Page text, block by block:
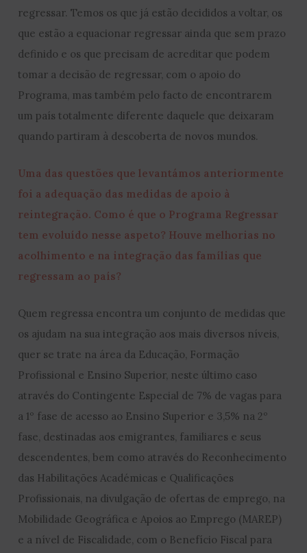
regressar. Temos os que já estão decididos a voltar, os
que estão a equacionar regressar ainda que sem prazo
definido e os que precisam de acreditar que podem
tomar a decisão de regressar, com o apoio do
Programa, mas também pelo facto de encontrarem
um país totalmente diferente daquele que deixaram
quando partiram à descoberta de novos mundos.
Uma das questões que levantámos anteriormente
foi a adequação das medidas de apoio à
reintegração. Como é que o Programa Regressar
tem evoluído nesse aspeto? Houve melhorias no
acolhimento e na integração das famílias que
regressam ao país?
Quem regressa encontra um conjunto de medidas que
os ajudam na sua integração aos mais diversos níveis,
quer se trate na área da Educação, Formação
Profissional e Ensino Superior, neste último caso
através do Contingente Especial de 7% de vagas para
a 1º fase de acesso ao Ensino Superior e 3,5% na 2º
fase, destinadas aos emigrantes, familiares e seus
descendentes, bem como através do Reconhecimento
das Habilitações Académicas e Qualificações
Profissionais, na divulgação de ofertas de emprego, na
Mobilidade Geográfica e Apoios ao Emprego (MAREP)
e a nível de Fiscalidade, com o Benefício Fiscal para